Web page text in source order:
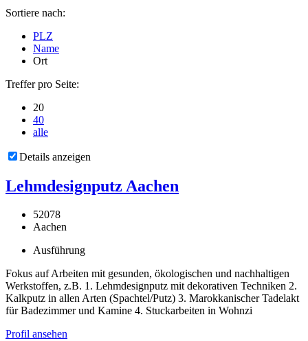
Sortiere nach:
PLZ
Name
Ort
Treffer pro Seite:
20
40
alle
Details anzeigen
Lehmdesignputz Aachen
52078
Aachen
Ausführung
Fokus auf Arbeiten mit gesunden, ökologischen und nachhaltigen
Werkstoffen, z.B. 1. Lehmdesignputz mit dekorativen Techniken 2.
Kalkputz in allen Arten (Spachtel/Putz) 3. Marokkanischer Tadelakt
für Badezimmer und Kamine 4. Stuckarbeiten in Wohnzi
Profil ansehen